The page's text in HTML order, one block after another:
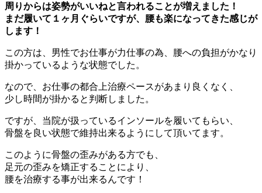
周りからは姿勢がいいねと言われることが増えました！
まだ履いて１ヶ月ぐらいですが、腰も楽になってきた感じが
します！
この方は、男性でお仕事が力仕事の為、腰への負担がかなり
掛かっているような状態でした。
なので、お仕事の都合上治療ペースがあまり良くなく、
少し時間が掛かると判断しました。
ですが、当院が扱っているインソールを履いてもらい、
骨盤を良い状態で維持出来るようにして頂いてます。
このように骨盤の歪みがある方でも、
足元の歪みを矯正することにより、
腰を治療する事が出来るんです！